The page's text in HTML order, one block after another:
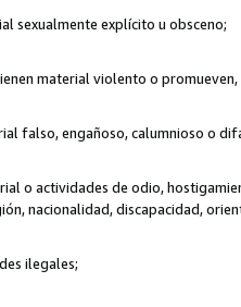
sexualmente explícito u obsceno;
material violento o
falso, engañoso, calumnioso o
o actividades de odio,
nacionalidad, discapacidad,
ilegales;